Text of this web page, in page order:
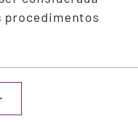
procedimentos